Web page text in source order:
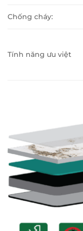
Chống cháy:
Tính năng ưu việt